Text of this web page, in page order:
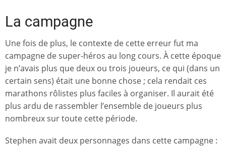
La campagne
Une fois de plus, le contexte de cette erreur fut ma
campagne de super-héros au long cours. À cette époque
je n’avais plus que deux ou trois joueurs, ce qui (dans un
certain sens) était une bonne chose ; cela rendait ces
marathons rôlistes plus faciles à organiser. Il aurait été
plus ardu de rassembler l’ensemble de joueurs plus
nombreux sur toute cette période.
Stephen avait deux personnages dans cette campagne :